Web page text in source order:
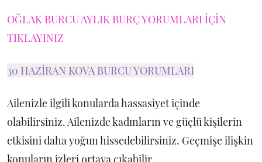
OĞLAK BURCU AYLIK BURÇ YORUMLARI İÇİN
TIKLAYINIZ
30 HAZİRAN KOVA BURCU YORUMLARI
Ailenizle ilgili konularda hassasiyet içinde
olabilirsiniz. Ailenizde kadınların ve güçlü kişilerin
etkisini daha yoğun hissedebilirsiniz. Geçmişe ilişkin
konuların izleri ortaya çıkabilir.